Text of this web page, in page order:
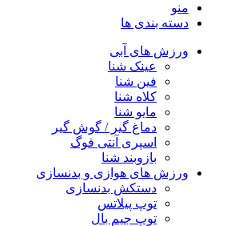
منو
دسته بندی ها
ورزش های آبی
عینک شنا
فین شنا
کلاه شنا
مایو شنا
دماغ گیر / گوش گیر
اسپری آنتی فوگ
بازوبند شنا
ورزش های هوازی و بدنسازی
دستکش بدنسازی
توپ پیلاتس
توپ جیم بال